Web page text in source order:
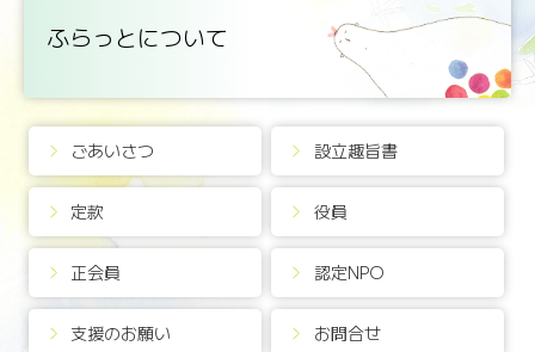
ふらっとについて
ごあいさつ 設立趣旨書
定款 役員
正会員 認定NPO
支援のお願い お問合せ